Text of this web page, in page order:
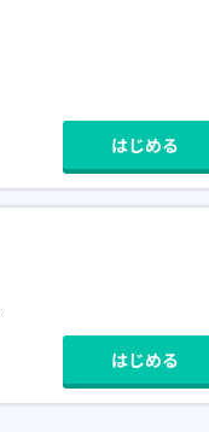
はじめる
はじめる